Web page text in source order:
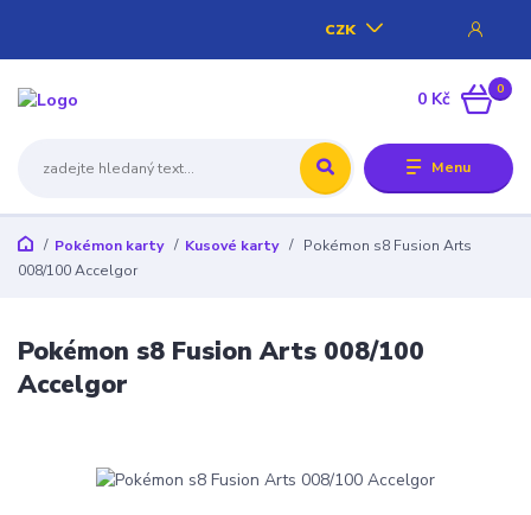
Menu
CZK
0
0 Kč
Pokémon karty Kusové karty
Pokémon s8 Fusion Arts
008/100 Accelgor
Pokémon s8 Fusion Arts 008/100
Accelgor